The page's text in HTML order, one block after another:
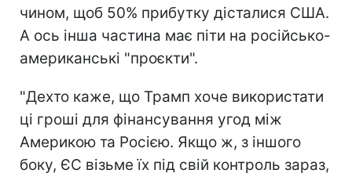
чином, щоб 50% прибутку дісталися США.
А ось інша частина має піти на російсько-
американські "проєкти".
"Дехто каже, що Трамп хоче використати
ці гроші для фінансування угод між
Америкою та Росією. Якщо ж, з іншого
боку, ЄС візьме їх під свій контроль зараз,